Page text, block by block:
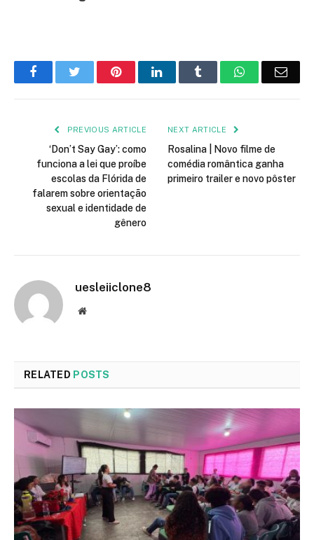
FacebookTwitter PinterestLinkedIn Tumblr WhatsApp
PREVIOUS ARTICLE
‘Don’t Say Gay’: como
funciona a lei que proíbe
escolas da Flórida de
falarem sobre orientação
sexual e identidade de
gênero
NEXT ARTICLE
Rosalina | Novo filme de
comédia romântica ganha
primeiro trailer e novo pôster
uesleiiclone8
Website
RELATED POSTS